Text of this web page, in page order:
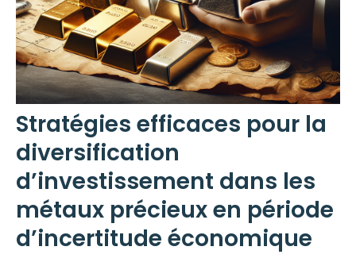
Stratégies efficaces pour la
diversification
d’investissement dans les
métaux précieux en période
d’incertitude économique